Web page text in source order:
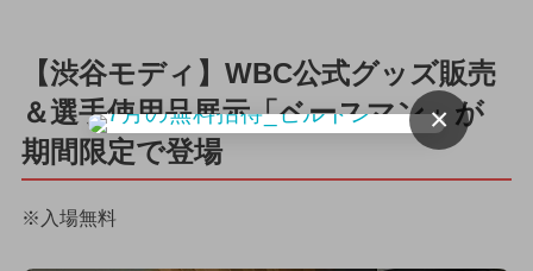
【渋谷モディ】WBC公式グッズ販売
＆選手使用品展示「ベースマン」が
期間限定で登場
※入場無料
×